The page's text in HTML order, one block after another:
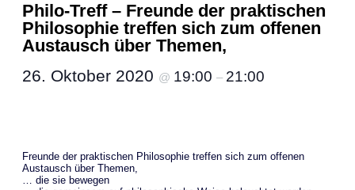
Philo-Treff – Freunde der praktischen
Philosophie treffen sich zum offenen
Austausch über Themen,
26. Oktober 2020 @ 19:00 – 21:00
Freunde der praktischen Philosophie treffen sich zum offenen
Austausch über Themen,
… die sie bewegen